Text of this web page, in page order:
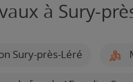
à Sury-
Sury-près-Léré